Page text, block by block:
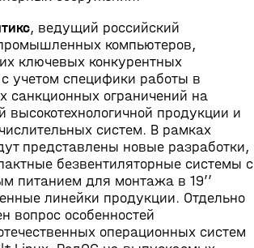
, ведущий российский
компьютеров,
ключевых конкурентных
учетом специфики работы в
санкционных ограничений на
высокотехнологичной продукции и
систем. В рамках
представлены новые разработки,
безвентиляторные системы с
питанием для монтажа в 19’’
линейки продукции. Отдельно
вопрос особенностей
операционных систем